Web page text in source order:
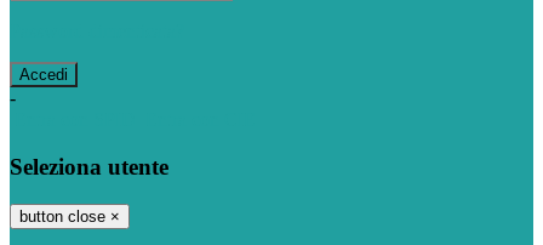
-
Seleziona utente
button close ×